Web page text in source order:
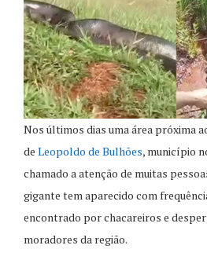
Nos últimos dias uma área próxima
de Leopoldo de Bulhões, município
chamado a atenção de muitas
gigante tem aparecido com
encontrado por chacareiros e
moradores da região.